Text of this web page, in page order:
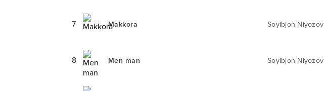
7 Makkora Soyibjon Niyozov
8 Men man Soyibjon Niyozov